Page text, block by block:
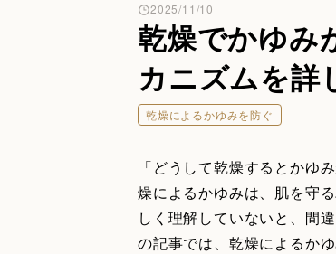
乾燥でかゆみ
カニズムを詳
2025/11/10
乾燥によるかゆみを防ぐ
「どうして乾燥するとかゆ
燥によるかゆみは、肌を守
しく理解していないと、間
の記事では、乾燥によるか